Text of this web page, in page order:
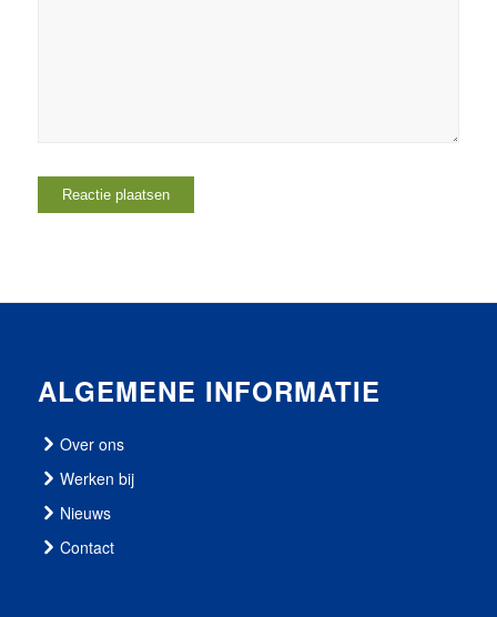
ALGEMENE INFORMATIE
Over ons
Werken bij
Nieuws
Contact